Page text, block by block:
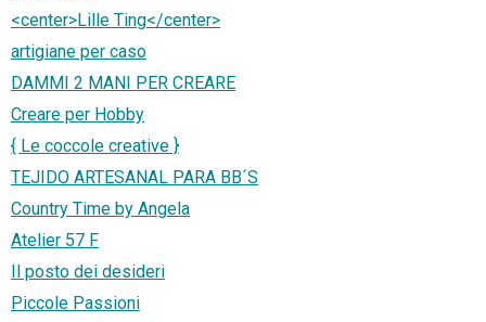
<center>Lille Ting</center>
artigiane per caso
DAMMI 2 MANI PER CREARE
Creare per Hobby
{ Le coccole creative }
TEJIDO ARTESANAL PARA BB´S
Country Time by Angela
Atelier 57 F
Il posto dei desideri
Piccole Passioni